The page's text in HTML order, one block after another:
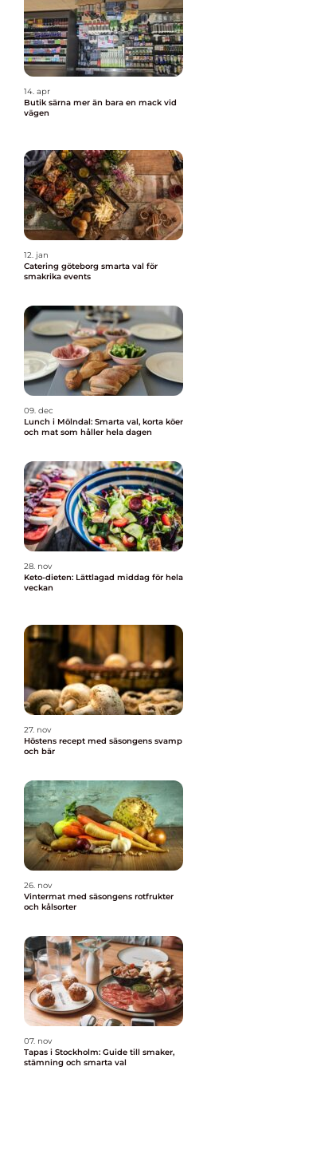
14. apr
Butik särna mer än bara en mack vid
vägen
12. jan
Catering göteborg smarta val för
smakrika events
09. dec
Lunch i Mölndal: Smarta val, korta köer
och mat som håller hela dagen
28. nov
Keto-dieten: Lättlagad middag för hela
veckan
27. nov
Höstens recept med säsongens svamp
och bär
26. nov
Vintermat med säsongens rotfrukter
och kålsorter
07. nov
Tapas i Stockholm: Guide till smaker,
stämning och smarta val